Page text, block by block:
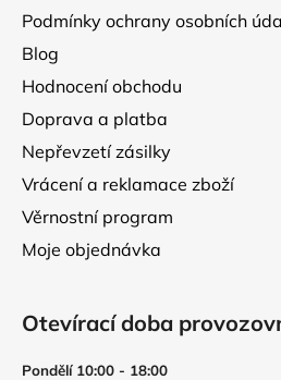
Podmínky ochrany osobních
Blog
Hodnocení obchodu
Doprava a platba
Nepřevzetí zásilky
Vrácení a reklamace zboží
Věrnostní program
Moje objednávka
Otevírací doba
Pondělí 10:00 - 18:00